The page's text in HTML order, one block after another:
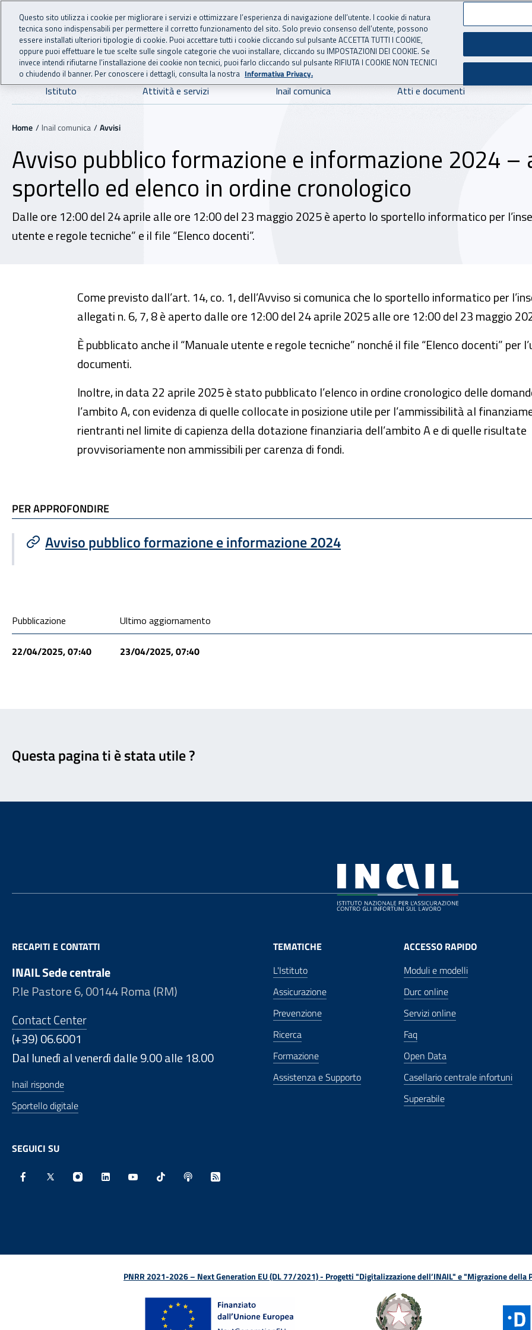
Vai al menu principale
Vai al contenuto principale
INAIL - Istituto Nazionale per l'Assicurazione
Navigazione principale
Istituto Attività e servizi Inail comunica Atti e documenti
Navigazione - Ti trovi in:
Home Inail comunica Avvisi
Avviso pubblico formazione e informazione 2024 –
sportello ed elenco in ordine cronologico
Dalle ore 12:00 del 24 aprile alle ore 12:00 del 23 maggio 2025 è aperto lo sportello informatico per
utente e regole tecniche” e il file “Elenco docenti”.
Come previsto dall’art. 14, co. 1, dell’Avviso si comunica che lo sportello informatico per
allegati n. 6, 7, 8 è aperto dalle ore 12:00 del 24 aprile 2025 alle ore 12:00 del 23 maggio
È pubblicato anche il “Manuale utente e regole tecniche” nonché il file “Elenco docenti” per
documenti.
Inoltre, in data 22 aprile 2025 è stato pubblicato l’elenco in ordine cronologico delle
l’ambito A, con evidenza di quelle collocate in posizione utile per l’ammissibilità al
rientranti nel limite di capienza della dotazione finanziaria dell’ambito A e di quelle risultate
provvisoriamente non ammissibili per carenza di fondi.
TI POTREBBE INTERESSARE
PER APPROFONDIRE
Avviso pubblico formazione e informazione 2024
Condivisione social
Pubblicazione
22/04/2025, 07:40
Ultimo aggiornamento
23/04/2025, 07:40
Questa pagina ti è stata utile ?
RECAPITI E CONTATTI
INAIL Sede centrale
P.le Pastore 6, 00144 Roma (RM)
Contact Center
(+39) 06.6001
Dal lunedì al venerdì dalle 9.00 alle 18.00
Inail risponde
Sportello digitale
SEGUICI SU
TEMATICHE
L'Istituto
Assicurazione
Prevenzione
Ricerca
Formazione
Assistenza e Supporto
ACCESSO RAPIDO
Moduli e modelli
Durc online
Servizi online
Faq
Open Data
Casellario centrale infortuni
Superabile
PNRR 2021-2026 – Next Generation EU (DL 77/2021) - Progetti "Digitalizzazione dell’INAIL" e "Migrazione della
Questo sito utilizza i cookie per migliorare i servizi e ottimizzare l’esperienza di navigazione dell’utente. I cookie di natura
tecnica sono indispensabili per permettere il corretto funzionamento del sito. Solo previo consenso dell’utente, possono
essere installati ulteriori tipologie di cookie. Puoi accettare tutti i cookie cliccando sul pulsante ACCETTA TUTTI I COOKIE,
oppure puoi effettuare le tue scelte sulle singole categorie che vuoi installare, cliccando su IMPOSTAZIONI DEI COOKIE. Se
invece intendi rifiutarne l’installazione dei cookie non tecnici, puoi farlo cliccando sul pulsante RIFIUTA I COOKIE NON TECNICI
o chiudendo il banner. Per conoscere i dettagli, consulta la nostra Informativa Privacy.